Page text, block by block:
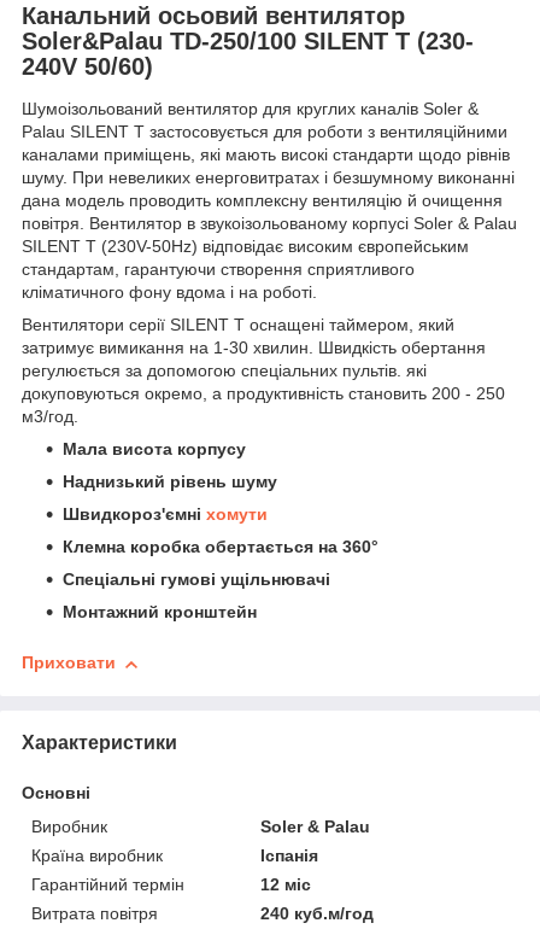
Канальний осьовий вентилятор
Soler&Palau TD-250/100 SILENT T (230-
240V 50/60)
Шумоізольований вентилятор для круглих каналів Soler &
Palau SILENT T застосовується для роботи з вентиляційними
каналами приміщень, які мають високі стандарти щодо рівнів
шуму. При невеликих енерговитратах і безшумному виконанні
дана модель проводить комплексну вентиляцію й очищення
повітря. Вентилятор в звукоізольованому корпусі Soler & Palau
SILENT T (230V-50Hz) відповідає високим європейським
стандартам, гарантуючи створення сприятливого
кліматичного фону вдома і на роботі.
Вентилятори серії SILENT T оснащені таймером, який
затримує вимикання на 1-30 хвилин. Швидкість обертання
регулюється за допомогою спеціальних пультів. які
докуповуються окремо, а продуктивність становить 200 - 250
м3/год.
Мала висота корпусу
Наднизький рівень шуму
Швидкороз'ємні хомути
Клемна коробка обертається на 360°
Спеціальні гумові ущільнювачі
Монтажний кронштейн
Приховати
Характеристики
Основні
Виробник
Soler & Palau
Країна виробник
Іспанія
Гарантійний термін
12 міс
Витрата повітря
240 куб.м/год